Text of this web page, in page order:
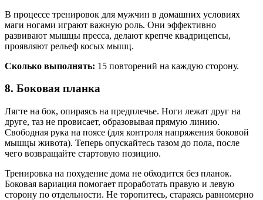
В процессе тренировок для мужчин в домашних условиях
маги ногами играют важную роль. Они эффективно
развивают мышцы пресса, делают крепче квадрицепсы,
проявляют рельеф косых мышц.
Сколько выполнять: 15 повторений на каждую сторону.
8. Боковая планка
Лягте на бок, опираясь на предплечье. Ноги лежат друг на
друге, таз не провисает, образовывая прямую линию.
Свободная рука на поясе (для контроля напряжения боковой
мышцы живота). Теперь опускайтесь тазом до пола, после
чего возвращайте стартовую позицию.
Тренировка на похудение дома не обходится без планок.
Боковая вариация помогает проработать правую и левую
сторону по отдельности. Не торопитесь, стараясь равномерно